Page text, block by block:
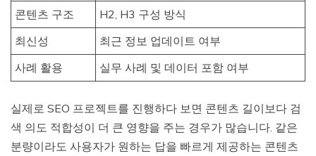
콘텐츠 구조
H2, H3 구성 방식
최신성
최근 정보 업데이트 여부
사례 활용
실무 사례 및 데이터 포함 여부
실제로 SEO 프로젝트를 진행하다 보면 콘텐츠 길이보다 검
색 의도 적합성이 더 큰 영향을 주는 경우가 많습니다. 같은
분량이라도 사용자가 원하는 답을 빠르게 제공하는 콘텐츠